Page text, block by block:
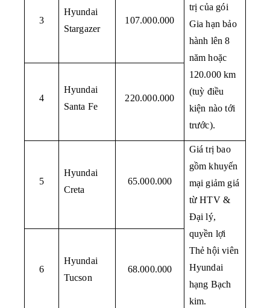
trị của gói
Gia hạn bảo
hành lên 8
năm hoặc
120.000 km
(tuỳ điều
kiện nào tới
trước).
3
Hyundai
Stargazer
107.000.000
4
Hyundai
Santa Fe
220.000.000
5
Hyundai
Creta
65.000.000
Giá trị bao
gồm khuyến
mại giảm giá
từ HTV &
Đại lý,
quyền lợi
Thẻ hội viên
Hyundai
hạng Bạch
kim.
6
Hyundai
Tucson
68.000.000